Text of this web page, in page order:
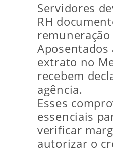
Servidores
RH
Aposentados
extrato no
recebem
agência.
Esses
essenciais
verificar
autorizar o